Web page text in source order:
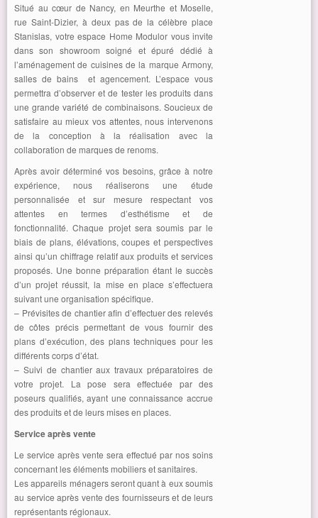
Situé au cœur de Nancy, en Meurthe et Moselle,
rue Saint-Dizier, à deux pas de la célèbre place
Stanislas, votre espace Home Modulor vous invite
dans son showroom soigné et épuré dédié à
l’aménagement de cuisines de la marque Armony,
salles de bains et agencement. L’espace vous
permettra d’observer et de tester les produits dans
une grande variété de combinaisons. Soucieux de
satisfaire au mieux vos attentes, nous intervenons
de la conception à la réalisation avec la
collaboration de marques de renoms.
Après avoir déterminé vos besoins, grâce à notre
expérience, nous réaliserons une étude
personnalisée et sur mesure respectant vos
attentes en termes d’esthétisme et de
fonctionnalité. Chaque projet sera soumis par le
biais de plans, élévations, coupes et perspectives
ainsi qu’un chiffrage relatif aux produits et services
proposés. Une bonne préparation étant le succès
d’un projet réussit, la mise en place s’effectuera
suivant une organisation spécifique.
– Prévisites de chantier afin d’effectuer des relevés
de côtes précis permettant de vous fournir des
plans d’exécution, des plans techniques pour les
différents corps d’état.
– Suivi de chantier aux travaux préparatoires de
votre projet. La pose sera effectuée par des
poseurs qualifiés, ayant une connaissance accrue
des produits et de leurs mises en places.
Service après vente
Le service après vente sera effectué par nos soins
concernant les éléments mobiliers et sanitaires.
Les appareils ménagers seront quant à eux soumis
au service après vente des fournisseurs et de leurs
représentants régionaux.